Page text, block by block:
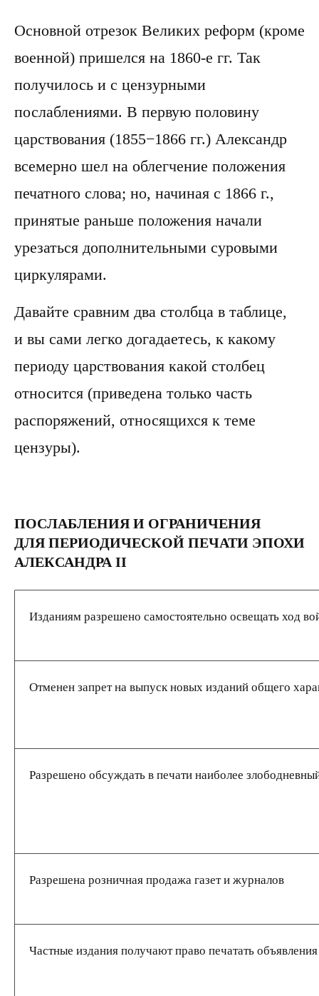
Основной отрезок Великих реформ (кроме
военной) пришелся на 1860-е гг. Так
получилось и с цензурными
послаблениями. В первую половину
царствования (1855−1866 гг.) Александр
всемерно шел на облегчение положения
печатного слова; но, начиная с 1866 г.,
принятые раньше положения начали
урезаться дополнительными суровыми
циркулярами.
Давайте сравним два столбца в таблице,
и вы сами легко догадаетесь, к какому
периоду царствования какой столбец
относится (приведена только часть
распоряжений, относящихся к теме
цензуры).
ПОСЛАБЛЕНИЯ И ОГРАНИЧЕНИЯ
ДЛЯ ПЕРИОДИЧЕСКОЙ ПЕЧАТИ ЭПОХИ
АЛЕКСАНДРА II
Изданиям разрешено самостоятельно освещать ход
Отменен запрет на выпуск новых изданий общего
Разрешено обсуждать в печати наиболее
Разрешена розничная продажа газет и журналов
Частные издания получают право печатать